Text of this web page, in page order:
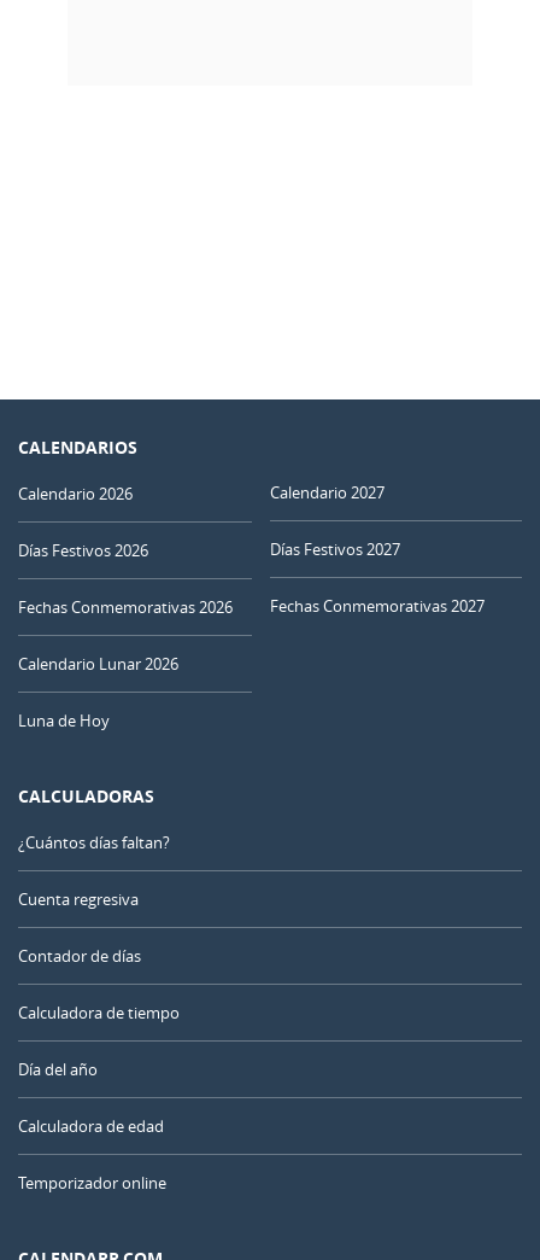
CALENDARIOS
Calendario 2026
Días Festivos 2026
Fechas Conmemorativas 2026
Calendario Lunar 2026
Luna de Hoy
Calendario 2027
Días Festivos 2027
Fechas Conmemorativas 2027
CALCULADORAS
¿Cuántos días faltan?
Cuenta regresiva
Contador de días
Calculadora de tiempo
Día del año
Calculadora de edad
Temporizador online